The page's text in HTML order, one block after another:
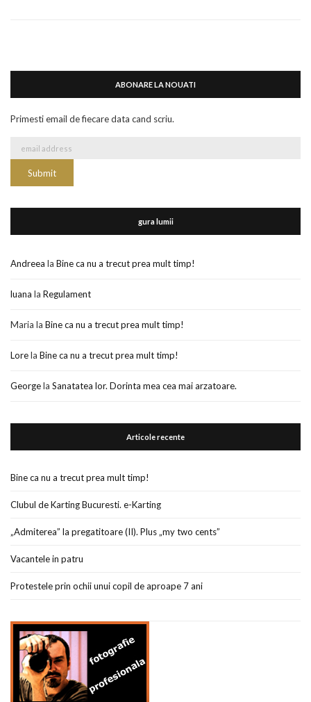
ABONARE LA NOUATI
Primesti email de fiecare data cand scriu.
gura lumii
Andreea la Bine ca nu a trecut prea mult timp!
luana la Regulament
Maria la Bine ca nu a trecut prea mult timp!
Lorela Bine ca nu a trecut prea mult timp!
Georgela Sanatatea lor. Dorinta mea cea mai arzatoare.
Articole recente
Bine ca nu a trecut prea mult timp!
Clubul de Karting Bucuresti. e-Karting
„Admiterea” la pregatitoare (II). Plus „my two cents”
Vacantele in patru
Protestele prin ochii unui copil de aproape 7 ani